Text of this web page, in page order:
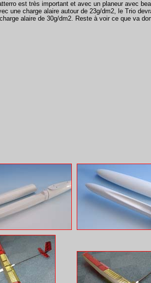
est très important et avec un planeur avec
une charge alaire autour de 23g/dm2, le Trio
alaire de 30g/dm2. Reste à voir ce que va